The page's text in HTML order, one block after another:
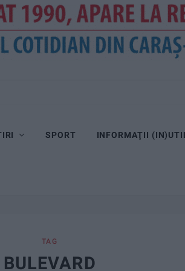
SPORT INFORMAŢII
TAG
BULEVARD